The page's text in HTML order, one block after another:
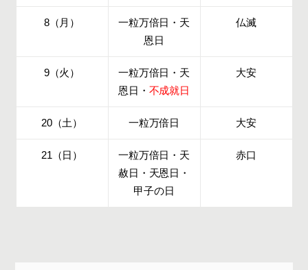
8（月）
一粒万倍日・天
恩日
仏滅
9（火）
一粒万倍日・天
恩日・ 不成就日
大安
20（土） 一粒万倍日 大安
21（日）
一粒万倍日・天
赦日・天恩日・
甲子の日
赤口